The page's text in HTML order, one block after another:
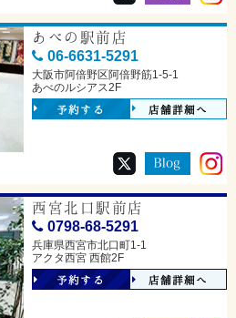
あべの駅前店
06-6631-5291
大阪市阿倍野区阿倍野筋1-5-1
あべのルシアス2F
予約する 店舗詳細へ
西宮北口駅前店
0798-68-5291
兵庫県西宮市北口町1-1
アクタ西宮 西館2F
予約する 店舗詳細へ